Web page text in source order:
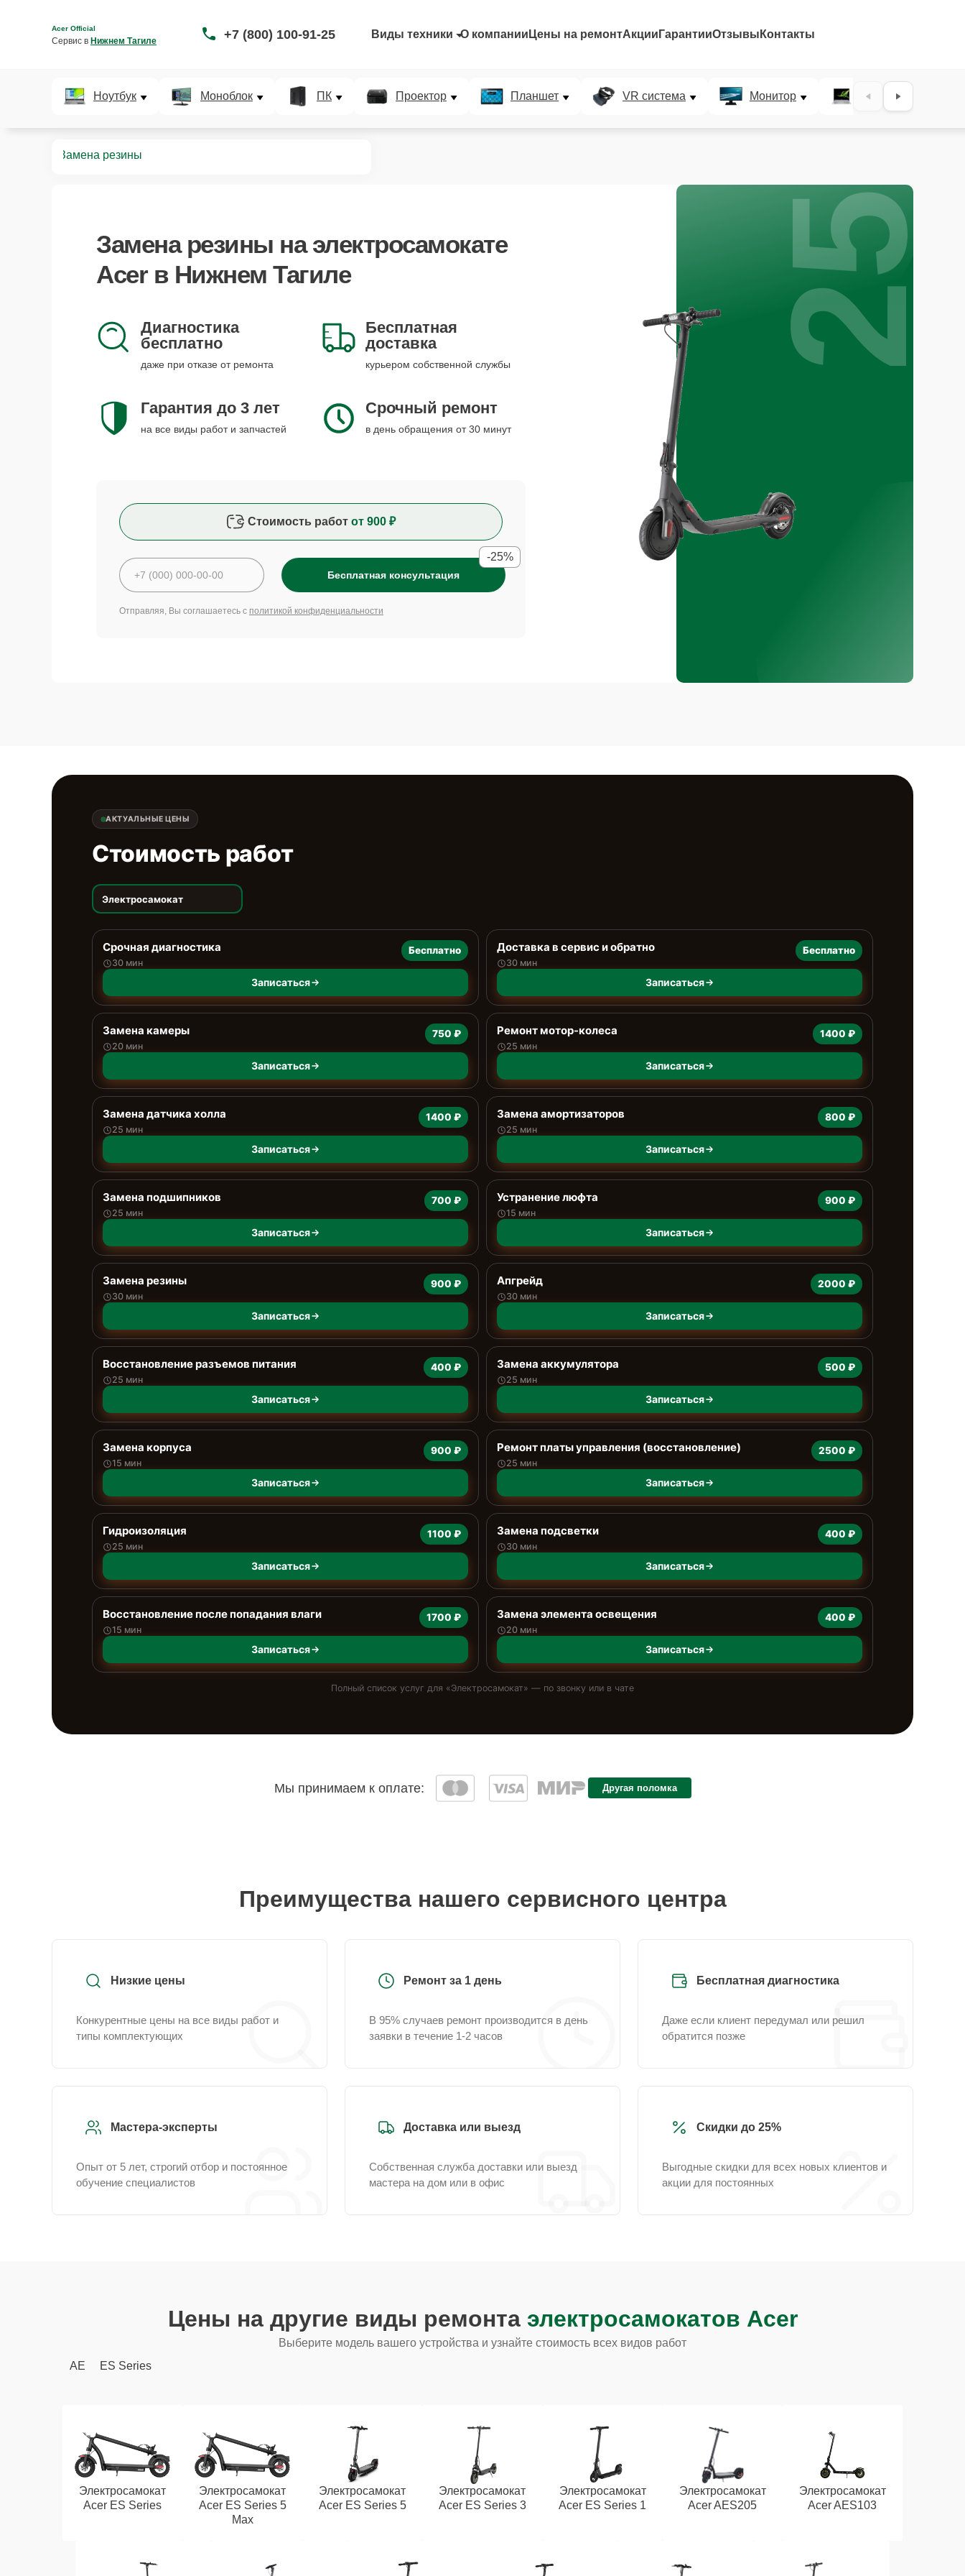
Acer Official
Сервис в Нижнем Тагиле +7 (800) 100-91-25 Виды техники О компании Цены на ремонтАкции ГарантииОтзывы Контакты
Ноутбук Моноблок ПК Проектор Планшет VR система Монитор Ультрабук
Замена резины
Замена резины на электросамокате
Acer в Нижнем Тагиле
Диагностика
бесплатно
даже при отказе от ремонта
Бесплатная
доставка
курьером собственной службы
Гарантия до 3 лет
на все виды работ и запчастей
Срочный ремонт
в день обращения от 30 минут
Стоимость работ от 900 ₽
Бесплатная консультация
-25%
Отправляя, Вы соглашаетесь с политикой конфиденциальности
25%
АКТУАЛЬНЫЕ ЦЕНЫ
Стоимость работ
Электросамокат
Срочная диагностика
30 мин
Бесплатно
Записаться
Доставка в сервис и обратно
30 мин
Бесплатно
Записаться
Замена камеры
20 мин
750 ₽
Записаться
Ремонт мотор-колеса
25 мин
1400 ₽
Записаться
Замена датчика холла
25 мин
1400 ₽
Записаться
Замена амортизаторов
25 мин
800 ₽
Записаться
Замена подшипников
25 мин
700 ₽
Записаться
Устранение люфта
15 мин
900 ₽
Записаться
Замена резины
30 мин
900 ₽
Записаться
Апгрейд
30 мин
2000 ₽
Записаться
Восстановление разъемов питания
25 мин
400 ₽
Записаться
Замена аккумулятора
25 мин
500 ₽
Записаться
Замена корпуса
15 мин
900 ₽
Записаться
Ремонт платы управления (восстановление)
25 мин
2500 ₽
Записаться
Гидроизоляция
25 мин
1100 ₽
Записаться
Замена подсветки
30 мин
400 ₽
Записаться
Восстановление после попадания влаги
15 мин
1700 ₽
Записаться
Замена элемента освещения
20 мин
400 ₽
Записаться
Полный список услуг для «Электросамокат» — по звонку или в чате
Мы принимаем к оплате: Другая поломка
Преимущества нашего сервисного центра
Низкие цены
Конкурентные цены на все виды работ и
типы комплектующих
Ремонт за 1 день
В 95% случаев ремонт производится в день
заявки в течение 1-2 часов
Бесплатная диагностика
Даже если клиент передумал или решил
обратится позже
Мастера-эксперты
Опыт от 5 лет, строгий отбор и постоянное
обучение специалистов
Доставка или выезд
Собственная служба доставки или выезд
мастера на дом или в офис
Скидки до 25%
Выгодные скидки для всех новых клиентов и
акции для постоянных
Цены на другие виды ремонта электросамокатов Acer
Выберите модель вашего устройства и узнайте стоимость всех видов работ
AE
ES Series
Электросамокат
Acer ES Series
Электросамокат
Acer ES Series 5
Max
Электросамокат
Acer ES Series 5
Электросамокат
Acer ES Series 3
Электросамокат
Acer ES Series 1
Электросамокат
Acer AES205
Электросамокат
Acer AES103